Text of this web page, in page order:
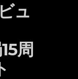
ュ
周